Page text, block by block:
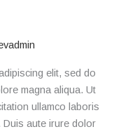
elit, sed do
magna aliqua. Ut
ullamco laboris
Duis aute irure dolor